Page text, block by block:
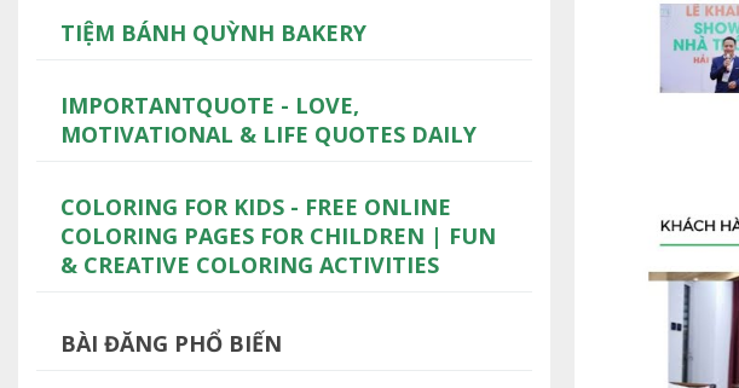
TIỆM BÁNH QUỲNH BAKERY
IMPORTANTQUOTE - LOVE,
MOTIVATIONAL & LIFE QUOTES DAILY
COLORING FOR KIDS - FREE ONLINE
COLORING PAGES FOR CHILDREN | FUN
& CREATIVE COLORING ACTIVITIES
BÀI ĐĂNG PHỔ BIẾN